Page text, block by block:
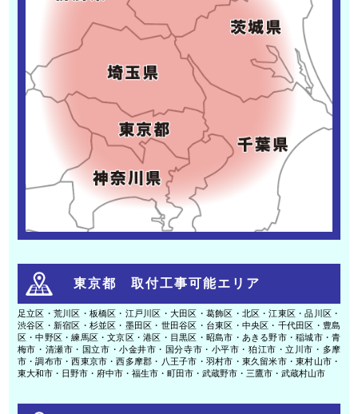
東京都 取付工事可能エリア
足立区・荒川区・板橋区・江戸川区・大田区・葛飾区・北区・江東区・品川区・
渋谷区・新宿区・杉並区・墨田区・世田谷区・台東区・中央区・千代田区・豊島
区・中野区・練馬区・文京区・港区・目黒区・昭島市・あきる野市・稲城市・青
梅市・清瀬市・国立市・小金井市・国分寺市・小平市・狛江市・立川市・多摩
市・調布市・西東京市・西多摩郡・八王子市・羽村市・東久留米市・東村山市・
東大和市・日野市・府中市・福生市・町田市・武蔵野市・三鷹市・武蔵村山市